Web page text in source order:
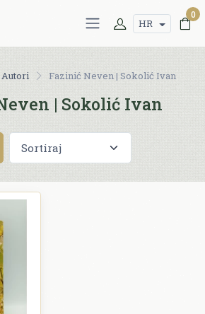
HR
0
Autori Fazinić Neven | Sokolić Ivan
| Sokolić Ivan